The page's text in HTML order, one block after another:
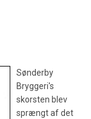
Sønderby
Bryggeri's
skorsten blev
sprængt af det